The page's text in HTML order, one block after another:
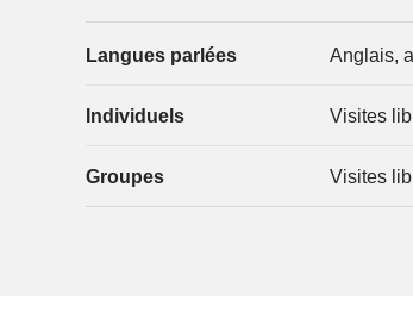
Langues parlées Anglais,
Individuels Visites
Groupes Visites